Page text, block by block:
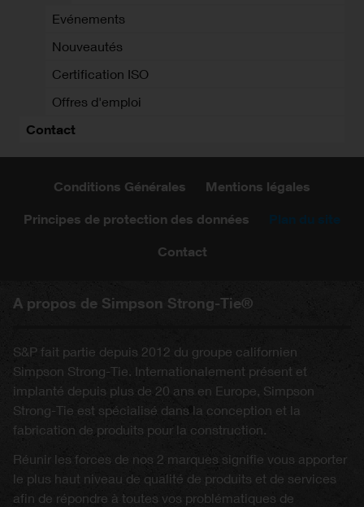
Evénements
Nouveautés
Certification ISO
Offres d'emploi
Contact
Conditions Générales Mentions légales
Principes de protection des données
Contact
A propos de Simpson Strong-Tie®
S&P fait partie depuis 2012 du groupe californien
Simpson Strong-Tie. Internationalement présent et
implanté depuis plus de 20 ans en Europe, Simpson
Strong-Tie est spécialisé dans la conception et la
fabrication de produits pour la construction.
Réunir les forces de nos 2 marques signifie vous apporter
le plus haut niveau de qualité de produits et de services
afin de répondre à toutes vos problématiques de